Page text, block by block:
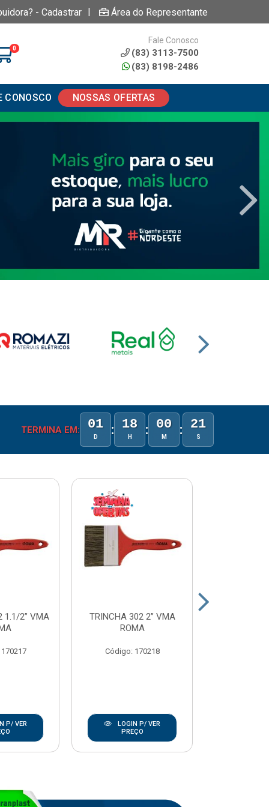
- Cadastrar | Área do Representante
0
Fale Conosco
(83) 3113-7500
(83) 8198-2486
CONOSCO NOSSAS OFERTAS
TERMINA EM: 01
D : 18
H : 00
M : 20
S
1.1/2” VMA
P/ VER
TRINCHA 302 2” VMA
ROMA
Código: 170218
LOGIN P/ VER
PREÇO